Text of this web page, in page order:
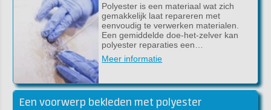
Polyester is een materiaal wat zich
gemakkelijk laat repareren met
eenvoudig te verwerken materialen.
Een gemiddelde doe-het-zelver kan
polyester reparaties een…
Meer informatie
Een voorwerp bekleden met polyester